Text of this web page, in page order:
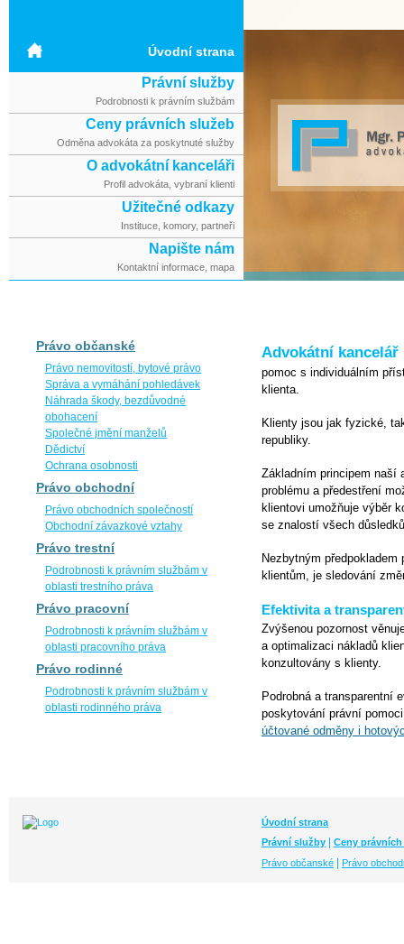
content
Úvodní strana
Právní služby
Podrobnosti k právním službám
Ceny právních služeb
Odměna advokáta za poskytnuté služby
O advokátní kanceláři
Profil advokáta, vybraní klienti
Užitečné odkazy
Instituce, komory, partneři
Napište nám
Kontaktní informace, mapa
Advokátní
pomoc s individuálním
klienta.
Klienty jsou jak fyzické,
republiky.
Základním principem naší
problému a předestření
klientovi umožňuje výběr
se znalostí všech
Nezbytným
klientům, je sledování
Efektivita a
Zvýšenou pozornost
a optimalizaci nákladů
konzultovány s klienty.
Podrobná a transparentní
poskytování právní
účtované odměny i
Právo občanské
Právo nemovitostí, bytové právo
Správa a vymáhání pohledávek
Náhrada škody, bezdůvodné
obohacení
Společné jmění manželů
Dědictví
Ochrana osobnosti
Právo obchodní
Právo obchodních společností
Obchodní závazkové vztahy
Právo trestní
Podrobnosti k právním službám v
oblasti trestního práva
Právo pracovní
Podrobnosti k právním službám v
oblasti pracovního práva
Právo rodinné
Podrobnosti k právním službám v
oblasti rodinného práva
Úvodní strana
Právní služby | Ceny
Právo občanské | Právo